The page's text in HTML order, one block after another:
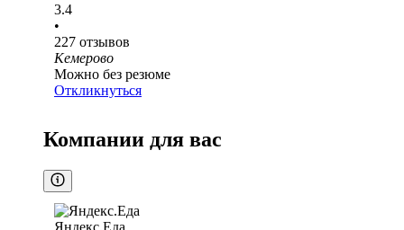
3.4
•
227 отзывов
Кемерово
Можно без резюме
Откликнуться
Компании для вас